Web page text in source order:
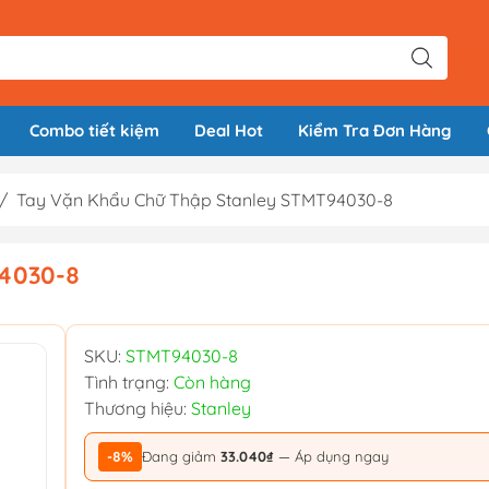
Combo tiết kiệm Deal Hot Kiểm Tra Đơn Hàng
/ Tay Vặn Khẩu Chữ Thập Stanley STMT94030-8
8
SKU: STMT94030-8
Tình trạng: Còn hàng
Thương hiệu: Stanley
-8% Đang giảm 33.040₫ — Áp dụng ngay